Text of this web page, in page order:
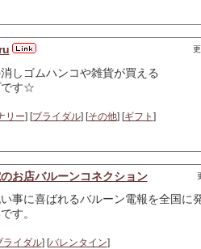
しゴムハンコや雑貨が買える
です☆
リー] [ブライダル] [その他] [ギフト ]
お店バルーンコネクション
事に喜ばれるバルーン電報を全国に
す。
ライダル] [バレンタイン]